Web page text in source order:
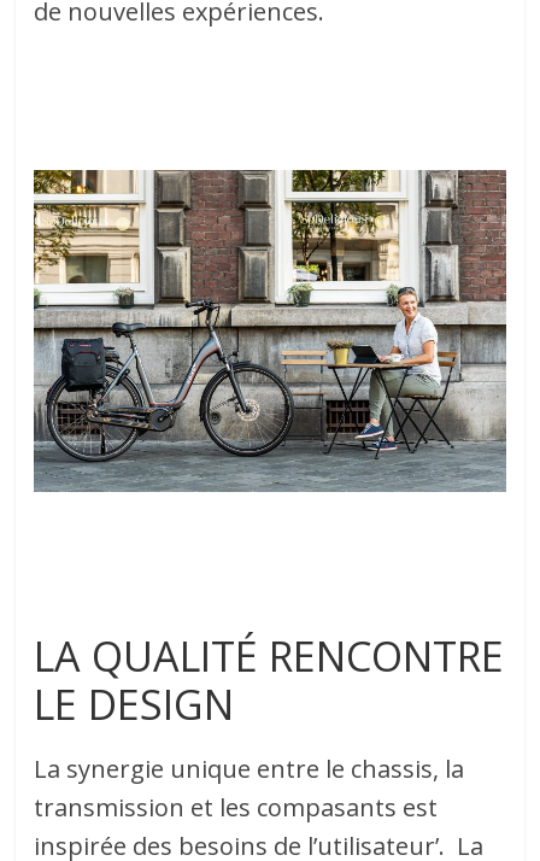
de nouvelles expériences.
LA QUALITÉ RENCONTRE
LE DESIGN
La synergie unique entre le chassis, la
transmission et les compasants est
inspirée des besoins de l’utilisateur’. La